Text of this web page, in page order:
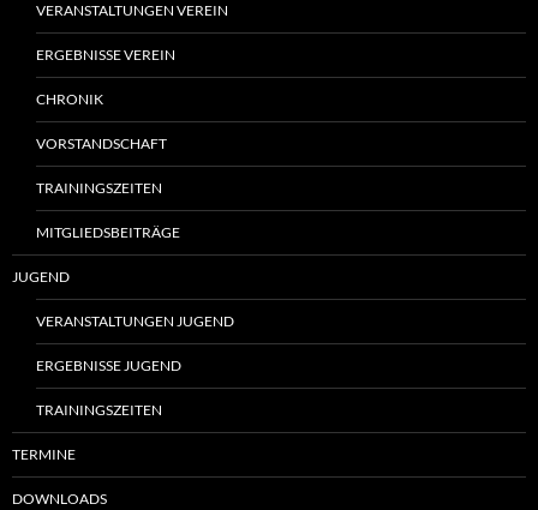
VERANSTALTUNGEN VEREIN
ERGEBNISSE VEREIN
CHRONIK
VORSTANDSCHAFT
TRAININGSZEITEN
MITGLIEDSBEITRÄGE
JUGEND
VERANSTALTUNGEN JUGEND
ERGEBNISSE JUGEND
TRAININGSZEITEN
TERMINE
DOWNLOADS